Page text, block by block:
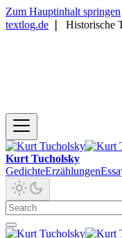
Zum Hauptinhalt springen
textlog.de
Historische
Kurt Tucholsky
GedichteErzählungen